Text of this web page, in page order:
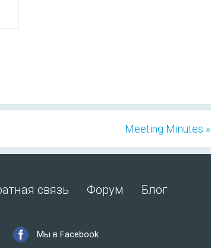
Meeting Minutes »
связь Форум Блог
Мы в Facebook